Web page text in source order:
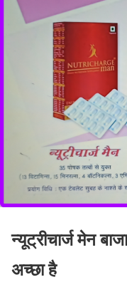
न्यूट्रीचार्ज मेन
अच्छा है